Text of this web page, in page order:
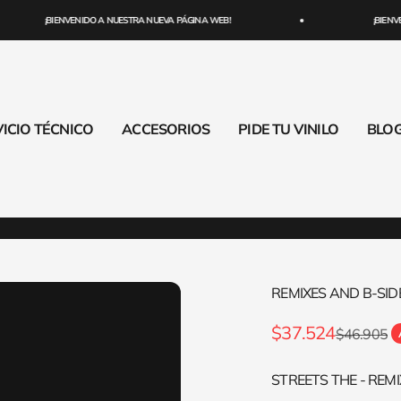
¡BIENVENIDO A NUESTRA NUEVA PÁGINA WEB!
TÉCNICO ACCESORIOS PIDE TU VINILO
REMIXES AND B-
Precio de oferta
$37.524Precio
$46.905
STREETS THE -